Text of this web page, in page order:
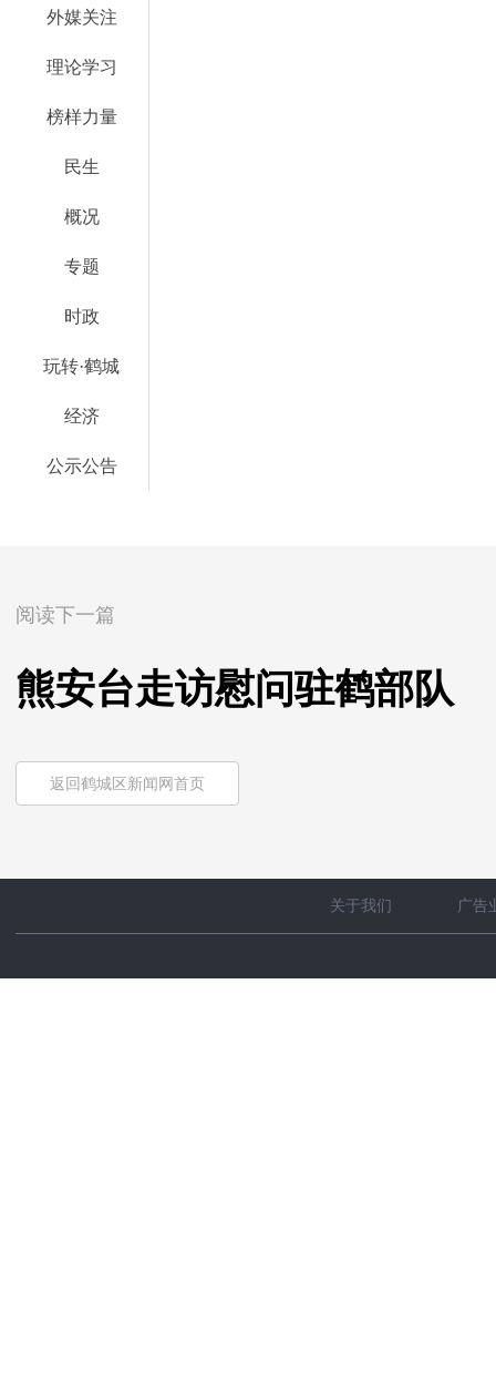
外媒关注
理论学习
榜样力量
民生
概况
专题
时政
玩转·鹤城
经济
公示公告
阅读下一篇
熊安台走访慰问驻鹤部队
返回鹤城区新闻网首页
关于我们 广告